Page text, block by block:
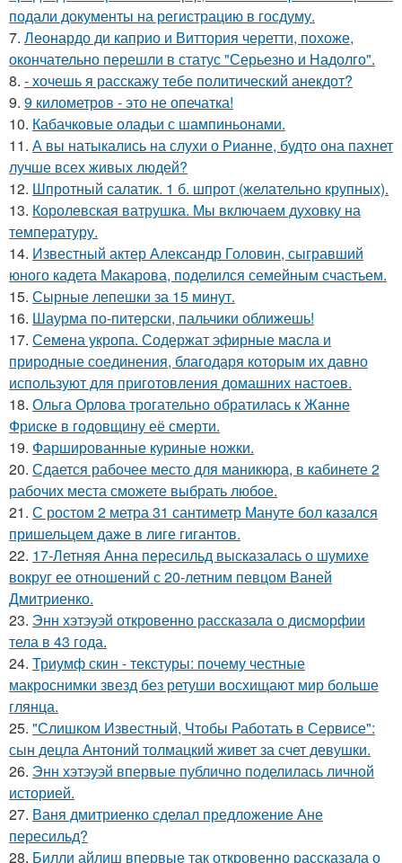
подали документы на регистрацию в госдуму.
7. Леонардо ди каприо и Виттория черетти, похоже,
окончательно перешли в статус "Серьезно и Надолго".
8. - хочешь я расскажу тебе политический анекдот?
9. 9 километров - это не опечатка!
10. Кабачковые оладьи с шампиньонами.
11. А вы натыкались на слухи о Рианне, будто она пахнет
лучше всех живых людей?
12. Шпротный салатик. 1 б. шпрот (желательно крупных).
13. Королевская ватрушка. Мы включаем духовку на
температуру.
14. Известный актер Александр Головин, сыгравший
юного кадета Макарова, поделился семейным счастьем.
15. Сырные лепешки за 15 минут.
16. Шаурма по-питерски, пальчики оближешь!
17. Семена укропа. Содержат эфирные масла и
природные соединения, благодаря которым их давно
используют для приготовления домашних настоев.
18. Ольга Орлова трогательно обратилась к Жанне
Фриске в годовщину её смерти.
19. Фаршированные куриные ножки.
20. Сдается рабочее место для маникюра, в кабинете 2
рабочих места сможете выбрать любое.
21. С ростом 2 метра 31 сантиметр Мануте бол казался
пришельцем даже в лиге гигантов.
22. 17-Летняя Анна пересильд высказалась о шумихе
вокруг ее отношений с 20-летним певцом Ваней
Дмитриенко.
23. Энн хэтэуэй откровенно рассказала о дисморфии
тела в 43 года.
24. Триумф скин - текстуры: почему честные
макроснимки звезд без ретуши восхищают мир больше
глянца.
25. "Слишком Известный, Чтобы Работать в Сервисе":
сын децла Антоний толмацкий живет за счет девушки.
26. Энн хэтэуэй впервые публично поделилась личной
историей.
27. Ваня дмитриенко сделал предложение Ане
пересильд?
28. Билли айлиш впервые так откровенно рассказала о